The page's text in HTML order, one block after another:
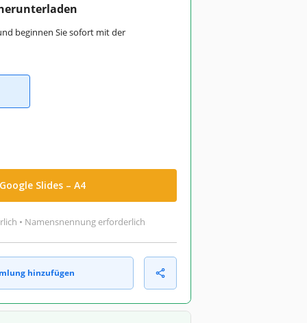
beginnen Sie sofort mit der
Google Slides – A4
• Namensnennung erforderlich
hinzufügen